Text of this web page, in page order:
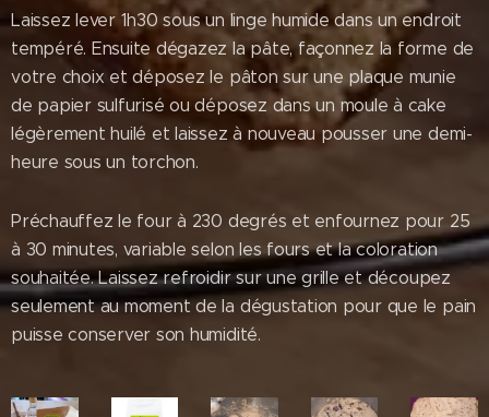
Laissez lever 1h30 sous un linge humide dans un endroit
tempéré. Ensuite dégazez la pâte, façonnez la forme de
votre choix et déposez le pâton sur une plaque munie
de papier sulfurisé ou déposez dans un moule à cake
légèrement huilé et laissez à nouveau pousser une demi-
heure sous un torchon.
Préchauffez le four à 230 degrés et enfournez pour 25
à 30 minutes, variable selon les fours et la coloration
souhaitée. Laissez refroidir sur une grille et découpez
seulement au moment de la dégustation pour que le pain
puisse conserver son humidité.